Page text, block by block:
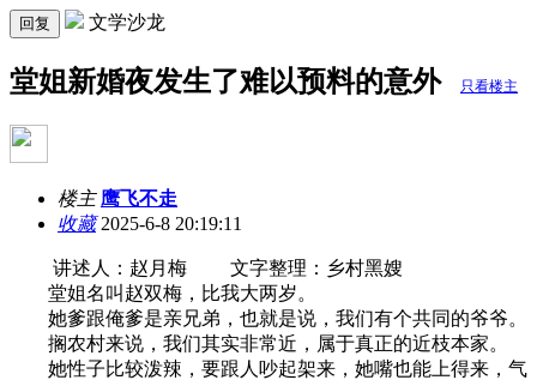
回复 文学沙龙
堂姐新婚夜发生了难以预料的意外 只看楼主
楼主 鹰飞不走
收藏2025-6-8 20:19:11
讲述人：赵月梅 文字整理：乡村黑嫂
堂姐名叫赵双梅，比我大两岁。
她爹跟俺爹是亲兄弟，也就是说，我们有个共同的爷爷。
搁农村来说，我们其实非常近，属于真正的近枝本家。
她性子比较泼辣，要跟人吵起架来，她嘴也能上得来，气